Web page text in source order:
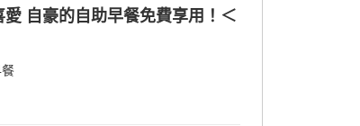
自豪的自助早餐免費享用！＜